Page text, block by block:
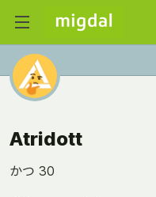
Atridott
かつ 30